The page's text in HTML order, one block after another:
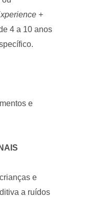
+
4 a 10 anos
e
e
a ruídos